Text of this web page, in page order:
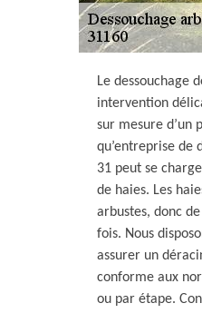
Le dessouchage
intervention
sur mesure d’un
qu’entreprise de
31 peut se
de haies. Les
arbustes, donc
fois. Nous
assurer un
conforme aux
ou par étape.